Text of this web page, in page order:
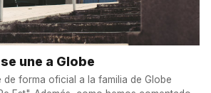
une a Globe
de forma oficial a la familia de Globe